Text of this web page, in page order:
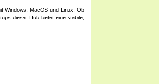
Windows, MacOS und Linux. Ob
dieser Hub bietet eine stabile,